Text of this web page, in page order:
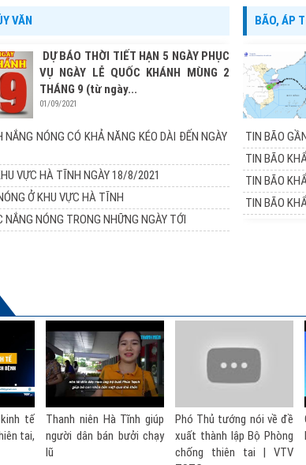
VĂN
DỰ BÁO THỜI TIẾT HẠN 5 NGÀY PHỤC
VỤ NGÀY LỄ QUỐC KHÁNH MÙNG 2
THÁNG 9 (từ ngày...
01/09/2021
NÓNG CÓ KHẢ NĂNG KÉO DÀI ĐẾN NGÀY
VỰC HÀ TĨNH NGÀY 18/8/2021
Ở KHU VỰC HÀ TĨNH
NÓNG TRONG NHỮNG NGÀY TỚI
BÃO, ÁP
TIN BÃO
TIN BÃO
TIN BÃO
TIN BÃO
Tĩnh giúp
bưởi chạy
Phó Thủ tướng nói về đề
xuất thành lập Bộ Phòng
chống thiên tai | VTV
Cách phòng chống bão
lũ lụt